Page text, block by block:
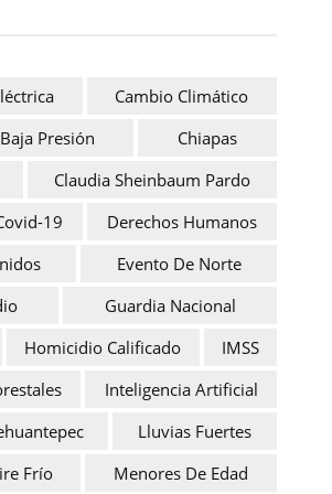
Cambio Climático
Presión
Chiapas
Claudia Sheinbaum Pardo
19
Derechos Humanos
Evento De Norte
Guardia Nacional
Homicidio Calificado
IMSS
Inteligencia Artificial
Lluvias Fuertes
Frío
Menores De Edad